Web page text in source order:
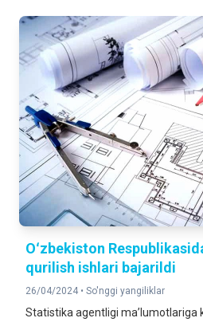
Oʻzbekiston
qurilish ishlari bajarildi
26/04/2024 • So'nggi yangiliklar
Statistika agentligi maʼlumotlariga